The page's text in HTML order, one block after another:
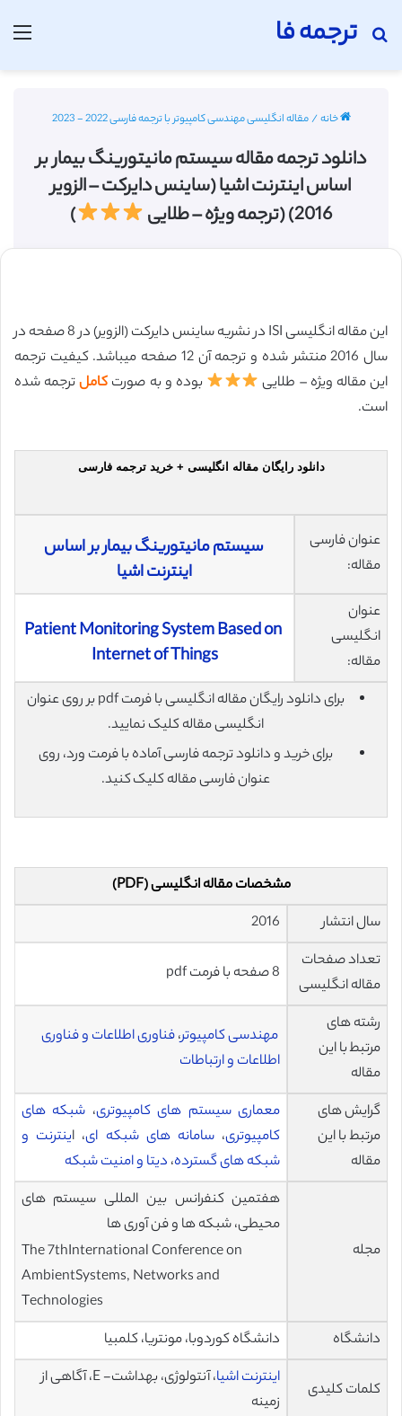
ترجمه فا
جستجو برای
خانه/مقاله انگلیسی مهندسی کامپیوتر با ترجمه فارسی 2022 - 2023
دانلود ترجمه مقاله سیستم مانیتورینگ بیمار بر
اساس اینترنت اشیا (ساینس دایرکت – الزویر
2016) (ترجمه ویژه – طلایی
)
این مقاله انگلیسی ISI در نشریه ساینس دایرکت (الزویر) در 8 صفحه در
سال 2016 منتشر شده و ترجمه آن 12 صفحه میباشد. کیفیت ترجمه
این مقاله ویژه – طلایی
بوده و به صورت کاملترجمه شده
است.
دانلود رایگان مقاله انگلیسی + خرید ترجمه فارسی
عنوان فارسی
مقاله:
سیستم مانیتورینگ بیمار بر اساس
اینترنت اشیا
عنوان
انگلیسی
مقاله:
Patient Monitoring System Based on
Internet of Things
برای دانلود رایگان مقاله انگلیسی با فرمت pdf بر روی عنوان
انگلیسی مقاله کلیک نمایید.
برای خرید و دانلود ترجمه فارسی آماده با فرمت ورد، روی
عنوان فارسی مقاله کلیک کنید.
مشخصات مقاله انگلیسی (PDF)
سال انتشار
2016
تعداد صفحات
مقاله انگلیسی
8 صفحه با فرمت pdf
رشته های
مرتبط با این
مقاله
مهندسی کامپیوتر،فناوری اطلاعات و فناوری
اطلاعات و ارتباطات
گرایش های
مرتبط با این
مقاله
معماری سیستم های کامپیوتری، شبکه های
کامپیوتری،سامانه های شبکه ای، اینترنت و
شبکه های گسترده، دیتا و امنیت شبکه
مجله
هفتمین کنفرانس بین المللی سیستم های
محیطی، شبکه ها و فن آوری ها
The 7thInternational Conference on
AmbientSystems, Networks and
Technologies
دانشگاه
دانشگاه کوردوبا، مونتریا، کلمبیا
کلمات کلیدی
اینترنت اشیا
، آنتولوژی، بهداشت- E، آگاهی از
زمینه